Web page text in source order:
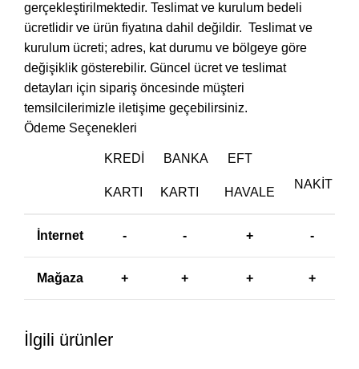
gerçekleştirilmektedir. Teslimat ve kurulum bedeli
ücretlidir ve ürün fiyatına dahil değildir. ‎ Teslimat ve
kurulum ücreti; adres, kat durumu ve bölgeye göre
değişiklik gösterebilir. Güncel ücret ve teslimat
detayları için sipariş öncesinde müşteri
temsilcilerimizle iletişime geçebilirsiniz.
Ödeme Seçenekleri
KREDI
KARTI
BANKA
KARTI
EFT
HAVALE
NAKIT
İnternet - - + -
Mağaza + + + +
İlgili ürünler